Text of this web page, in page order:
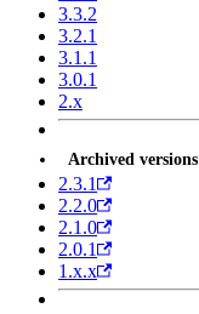
3.3.2
3.2.1
3.1.1
3.0.1
2.x
Archived versions
2.3.1
2.2.0
2.1.0
2.0.1
1.x.x